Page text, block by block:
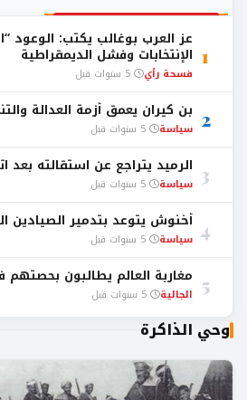
1
عز العرب بوغالب يكتب: الوعود
الإنتخابات وفشل الديمقراطية
فسحة رأي
2 بن كيران يعمق أزمة العدالة
سياسة
3 الرميد يتراجع عن استقالته بعد
سياسة
4 أخنوش يتوعد بتدمير الصيادين
سياسة
5 مغاربة العالم يطالبون بحصتهم
الجالية
وحي الذاكرة